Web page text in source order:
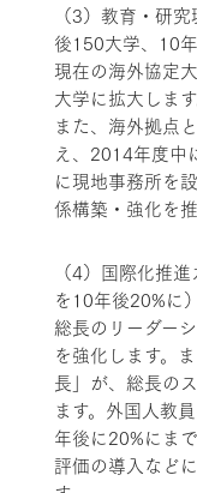
（3）教育・研
後150大学、10
現在の海外協定
大学に拡大します
また、海外拠点
え、2014年度中
に現地事務所を
係構築・強化を
（4）国際化推
を10年後20%に）
総長のリーダー
を強化します。
長」が、総長の
ます。外国人教
年後に20%にま
評価の導入など